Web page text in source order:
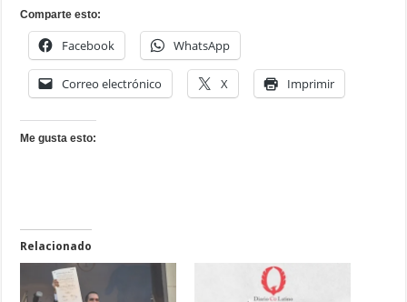
Comparte esto:
Facebook WhatsApp
Correo electrónico X Imprimir
Me gusta esto:
Relacionado